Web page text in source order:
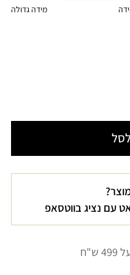
מידה גדולה
עם נציג בווטסאפ